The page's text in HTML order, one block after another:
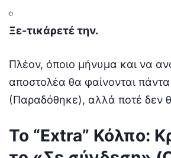
Ξε-τικάρετέ την.
Πλέον, όποιο μήνυμα και να
αποστολέα θα φαίνονται πάντα
(Παραδόθηκε), αλλά ποτέ δεν
Το “Extra” Κόλπο: